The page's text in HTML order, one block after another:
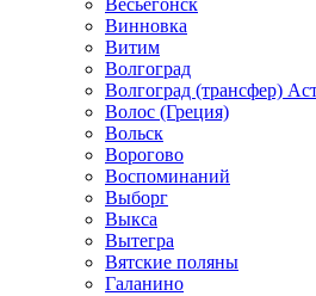
Весьегонск
Винновка
Витим
Волгоград
Волгоград (трансфер)
Волос (Греция)
Вольск
Ворогово
Воспоминаний
Выборг
Выкса
Вытегра
Вятские поляны
Галанино